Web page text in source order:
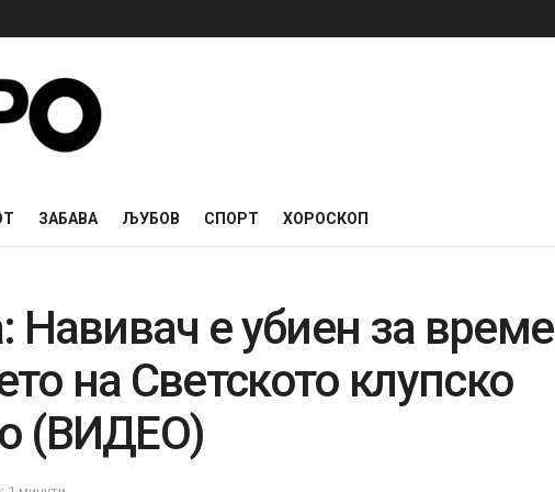
ЗАБАВА ЉУБОВ СПОРТ ХОРОСКОП
Навивач е убиен за време
на Светското клупско
(ВИДЕО)